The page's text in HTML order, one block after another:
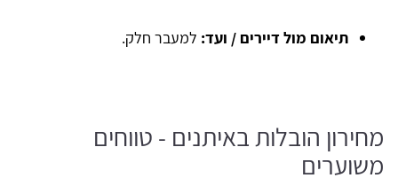
תיאום מול דיירים / ועד: למעבר חלק.
מחירון הובלות באיתנים - טווחים
משוערים